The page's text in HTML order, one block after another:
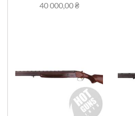
40 000,00 ₴